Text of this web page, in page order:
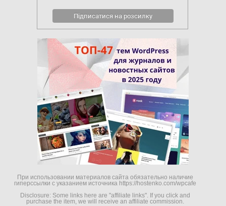
При использовании материалов сайта обязательно наличие
гиперссылки c указанием источника https://hostenko.com/wpcafe
Disclosure: Some links here are "affiliate links". If you click and
purchase the item, we will receive an affiliate commission.